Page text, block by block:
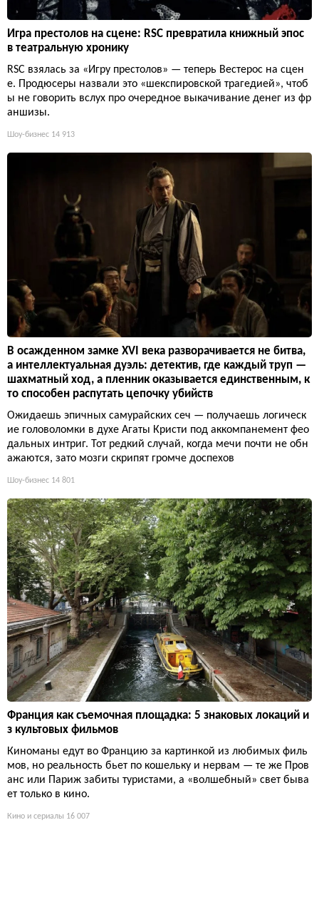
Игра престолов на сцене: RSC превратила книжный эпос
в театральную хронику
RSC взялась за «Игру престолов» — теперь Вестерос на сцен
е. Продюсеры назвали это «шекспировской трагедией», чтоб
ы не говорить вслух про очередное выкачивание денег из фр
аншизы.
Шоу-бизнес 14 913
В осажденном замке XVI века разворачивается не битва,
а интеллектуальная дуэль: детектив, где каждый труп —
шахматный ход, а пленник оказывается единственным, к
то способен распутать цепочку убийств
Ожидаешь эпичных самурайских сеч — получаешь логическ
ие головоломки в духе Агаты Кристи под аккомпанемент фео
дальных интриг. Тот редкий случай, когда мечи почти не обн
ажаются, зато мозги скрипят громче доспехов
Шоу-бизнес 14 801
Франция как съемочная площадка: 5 знаковых локаций и
з культовых фильмов
Киноманы едут во Францию за картинкой из любимых филь
мов, но реальность бьет по кошельку и нервам — те же Пров
анс или Париж забиты туристами, а «волшебный» свет быва
ет только в кино.
Кино и сериалы 16 007